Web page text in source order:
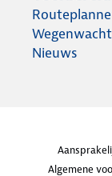
Wegenwacht
Nieuws
Algemene